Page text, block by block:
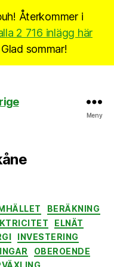
Återkommer i
2 716 inlägg här
sommar!
Meny
BERÄKNING
ELNÄT
INVESTERING
OBEROENDE